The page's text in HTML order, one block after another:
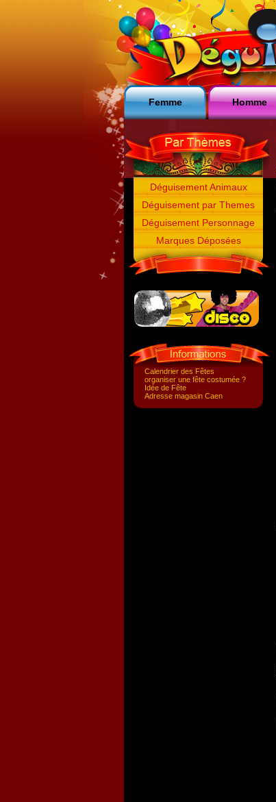
Femme Homme
Déguisement Animaux
Déguisement par Themes
Déguisement Personnage
Marques Déposées
Calendrier des Fêtes
organiser une fête costumée ?
Idée de Fête
Adresse magasin Caen